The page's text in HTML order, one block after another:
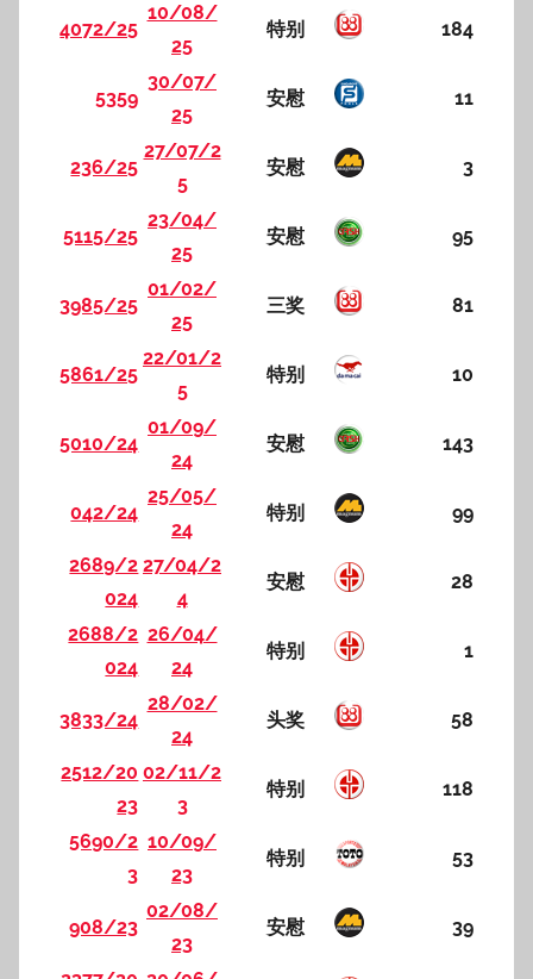
4072/25
10/08/
25
特别 184
5359
30/07/
25
安慰 11
236/25
27/07/2
5
安慰 3
5115/25
23/04/
25
安慰 95
3985/25
01/02/
25
三奖 81
5861/25
22/01/2
5
特别 10
5010/24
01/09/
24
安慰 143
042/24
25/05/
24
特别 99
2689/2
024
27/04/2
4
安慰 28
2688/2
024
26/04/
24
特别 1
3833/24
28/02/
24
头奖 58
2512/20
23
02/11/2
3
特别 118
5690/2
3
10/09/
23
特别 53
908/23
02/08/
23
安慰 39